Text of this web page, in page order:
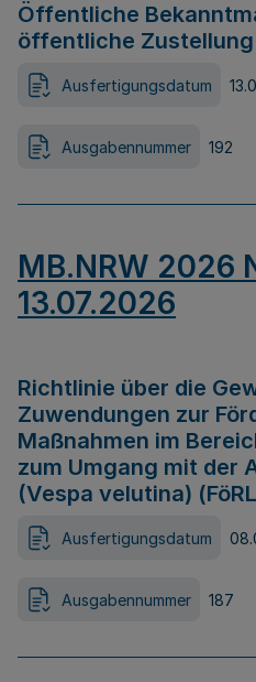
Öffentliche
öffentliche Zustellung
Ausfertigungsdatum
Ausgabennummer 192
MB.NRW 2026
13.07.2026
Richtlinie über die
Zuwendungen zur
Maßnahmen im
zum Umgang mit der
(Vespa velutina)
Ausfertigungsdatum
Ausgabennummer 187